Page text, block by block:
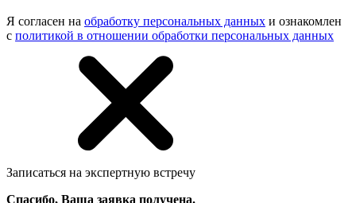
Я согласен на обработку персональных данных и ознакомлен
с политикой в отношении обработки персональных данных
Записаться на экспертную встречу
Спасибо, Ваша заявка получена.